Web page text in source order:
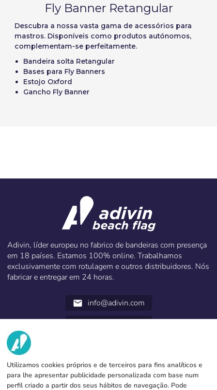
Fly Banner Retangular
Descubra a nossa vasta gama de acessórios para
mastros. Disponíveis como produtos autónomos,
complementam-se perfeitamente.
Bandeira solta Retangular
Bases para Fly Banners
Estojo Oxford
Gancho Fly Banner
Adivin, líder europeu no fabrico de bandeiras com presença
em 18 países. Estamos 100% online. Trabalhamos
exclusivamente com rotulagem e outros distribuidores. Nós
fabricar e entregar em 24 horas.
email info@adivin.com
NÓS
Fábrica
SERVICIOS
Utilizamos cookies próprios e de terceiros para fins analíticos e
para lhe apresentar publicidade personalizada com base num
perfil criado a partir dos seus hábitos de navegação. Pode